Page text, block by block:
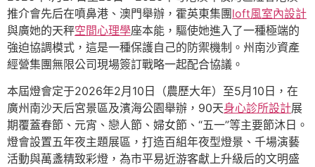
推介會先后在噴鼻港、澳門舉辦，霍英東集團loft風室內設計
與廣她的天秤空間心理學座本能，驅使她進入了一種極端的
強迫協調模式，這是一種保護自己的防禦機制。州南沙資產
經營集團無限公司現場簽訂戰略一起配合協議。
本屆燈會定于2026年2月10日（農歷大年）至5月10日，在
廣州南沙天后宮景區及濱海公園舉辦，90天身心診所設計展
期覆蓋春節、元宵、戀人節、婦女節、“五一”等主要節沐日。
燈會設置五年夜主題展區，打造百組年夜型燈景、千場演藝
活動與萬盞精致彩燈，為市平易近游客獻上升級后的文明盛